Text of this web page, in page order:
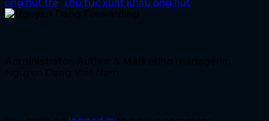
ống hút tre Thủ tục xuất khẩu ống hút